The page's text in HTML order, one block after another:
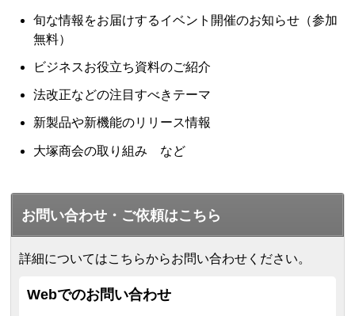
旬な情報をお届けするイベント開催のお知らせ（参加
無料）
ビジネスお役立ち資料のご紹介
法改正などの注目すべきテーマ
新製品や新機能のリリース情報
大塚商会の取り組み など
お問い合わせ・ご依頼はこちら
詳細についてはこちらからお問い合わせください。
Webでのお問い合わせ